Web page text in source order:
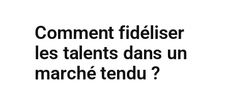
Comment fidéliser
les talents dans un
marché tendu ?